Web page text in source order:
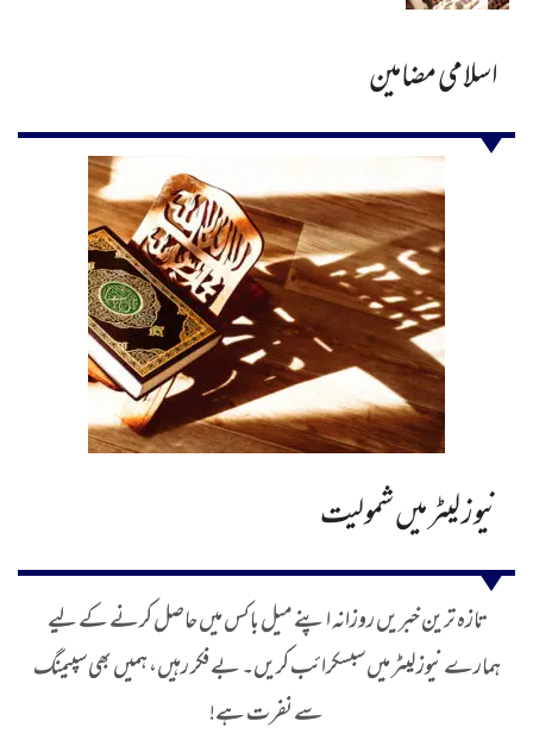
اسلامی مضامین
نیوز لیٹر میں شمولیت
تازہ ترین خبریں روزانہ اپنے میل باکس میں حاصل کرنے کے لیے
ہمارے نیوز لیٹر میں سبسکرائب کریں۔ بے فکر رہیں، ہمیں بھی سپیمنگ
سے نفرت ہے!